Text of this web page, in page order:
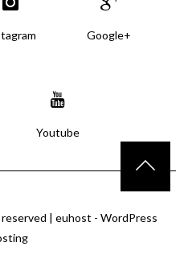
Google+
Youtube
| euhost - WordPress